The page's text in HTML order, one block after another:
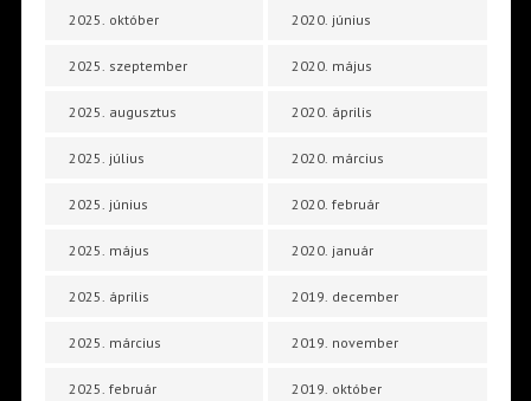
2025. október
2025. szeptember
2025. augusztus
2025. július
2025. június
2025. május
2025. április
2025. március
2025. február
2020. június
2020. május
2020. április
2020. március
2020. február
2020. január
2019. december
2019. november
2019. október